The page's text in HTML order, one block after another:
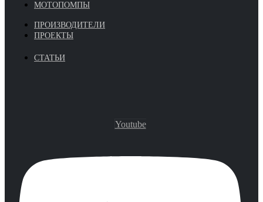
МОТОПОМПЫ
ПРОИЗВОДИТЕЛИ
ПРОЕКТЫ
СТАТЬИ
Youtube